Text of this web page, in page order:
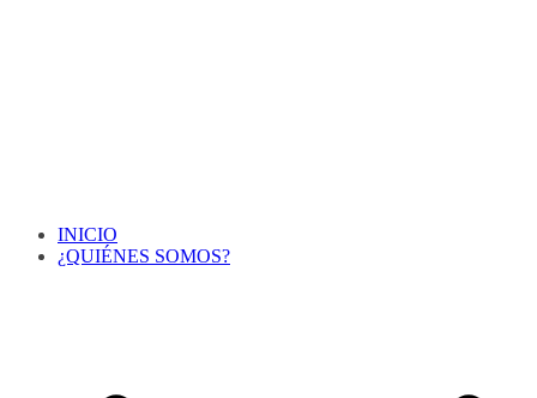
INICIO
¿QUIÉNES SOMOS?